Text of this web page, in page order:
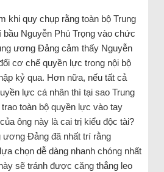
khi quy chụp rằng toàn bộ Trung
Nguyễn Phú Trọng vào chức
ương Đảng cảm thấy Nguyễn
cơ chế quyền lực trong nội bộ
kỷ qua. Hơn nữa, nếu tất cả
lực cá nhân thì tại sao Trung
toàn bộ quyền lực vào tay
ông này là cai trị kiểu độc tài?
ương Đảng đã nhất trí rằng
chọn dễ dàng nhanh chóng nhất
sẽ tránh được căng thẳng leo